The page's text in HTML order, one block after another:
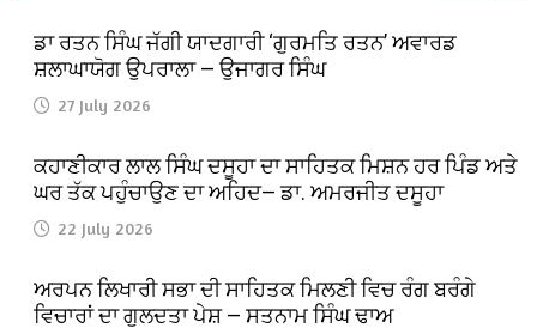
ਡਾ ਰਤਨ ਸਿੰਘ ਜੱਗੀ ਯਾਦਗਾਰੀ ‘ਗੁਰਮਤਿ ਰਤਨ’ ਅਵਾਰਡ
ਸ਼ਲਾਘਾਯੋਗ ਉਪਰਾਲਾ — ਉਜਾਗਰ ਸਿੰਘ
27 July 2026
ਕਹਾਣੀਕਾਰ ਲਾਲ ਸਿੰਘ ਦਸੂਹਾ ਦਾ ਸਾਹਿਤਕ ਮਿਸ਼ਨ ਹਰ ਪਿੰਡ ਅਤੇ
ਘਰ ਤੱਕ ਪਹੁੰਚਾਉਣ ਦਾ ਅਹਿਦ— ਡਾ. ਅਮਰਜੀਤ ਦਸੂਹਾ
22 July 2026
ਅਰਪਨ ਲਿਖਾਰੀ ਸਭਾ ਦੀ ਸਾਹਿਤਕ ਮਿਲਣੀ ਵਿਚ ਰੰਗ ਬਰੰਗੇ
ਵਿਚਾਰਾਂ ਦਾ ਗੁਲਦਤਾ ਪੇਸ਼ — ਸਤਨਾਮ ਸਿੰਘ ਢਾਅ